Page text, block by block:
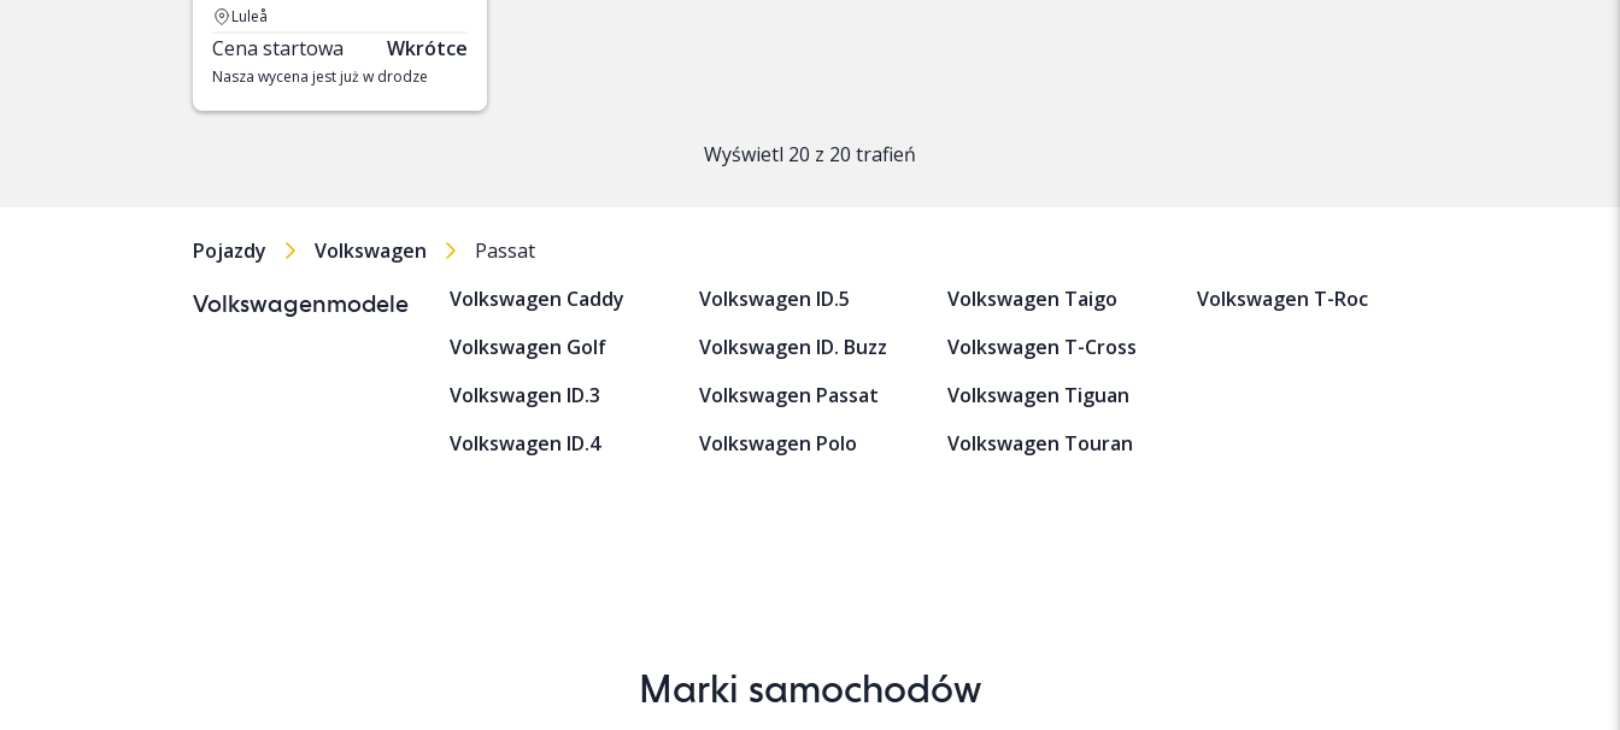
Luleå
Cena startowa Wkrótce
Nasza wycena jest już w drodze
Wyświetl 20 z 20 trafień
Pojazdy Volkswagen Passat
Volkswagenmodele
Volkswagen Caddy
Volkswagen Golf
Volkswagen ID.3
Volkswagen ID.4
Volkswagen ID.5
Volkswagen ID. Buzz
Volkswagen Passat
Volkswagen Polo
Volkswagen Taigo
Volkswagen T-Cross
Volkswagen Tiguan
Volkswagen Touran
Volkswagen T-Roc
Marki samochodów